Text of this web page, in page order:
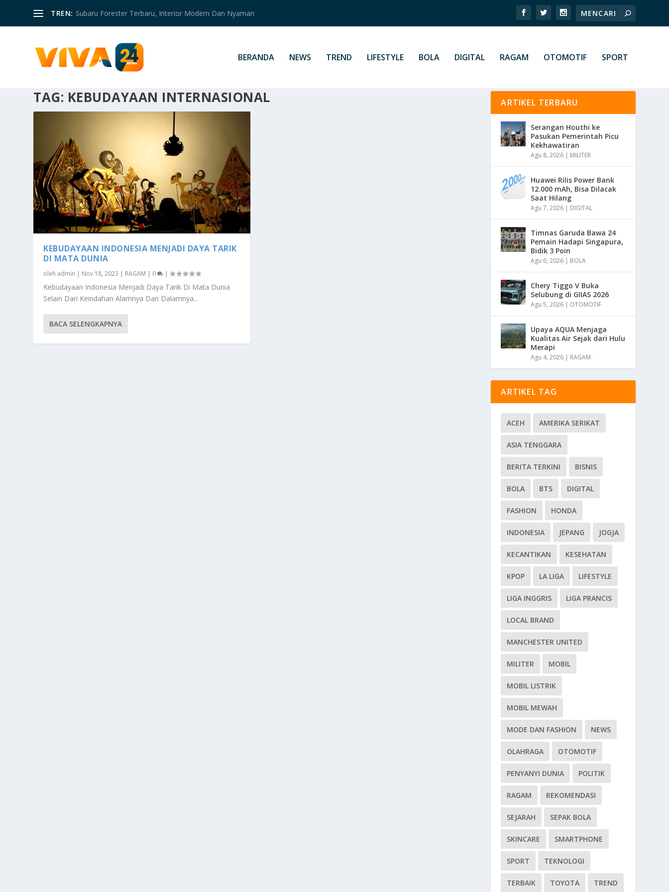
TREN: Subaru Forester Terbaru, Interior Modern Dan Nyaman
BERANDA NEWS TREND LIFESTYLE BOLA DIGITAL RAGAM OTOMOTIF SPORT
TAG: KEBUDAYAAN INTERNASIONAL
KEBUDAYAAN INDONESIA MENJADI DAYA TARIK
DI MATA DUNIA
oleh admin | Nov 18, 2023 | RAGAM | 0 |
Kebudayaan Indonesia Menjadi Daya Tarik Di Mata Dunia
Selain Dari Keindahan Alamnya Dan Dalamnya...
BACA SELENGKAPNYA
ARTIKEL TERBARU
Serangan Houthi ke
Pasukan Pemerintah Picu
Kekhawatiran
Agu 8, 2026 | MILITER
Huawei Rilis Power Bank
12.000 mAh, Bisa Dilacak
Saat Hilang
Agu 7, 2026 | DIGITAL
Timnas Garuda Bawa 24
Pemain Hadapi Singapura,
Bidik 3 Poin
Agu 6, 2026 | BOLA
Chery Tiggo V Buka
Selubung di GIIAS 2026
Agu 5, 2026 | OTOMOTIF
Upaya AQUA Menjaga
Kualitas Air Sejak dari Hulu
Merapi
Agu 4, 2026 | RAGAM
ARTIKEL TAG
ACEH AMERIKA SERIKAT
ASIA TENGGARA
BERITA TERKINI BISNIS
BOLA BTS DIGITAL
FASHION HONDA
INDONESIA JEPANG JOGJA
KECANTIKAN KESEHATAN
KPOP LA LIGA LIFESTYLE
LIGA INGGRIS LIGA PRANCIS
LOCAL BRAND
MANCHESTER UNITED
MILITER MOBIL
MOBIL LISTRIK
MOBIL MEWAH
MODE DAN FASHION NEWS
OLAHRAGA OTOMOTIF
PENYANYI DUNIA POLITIK
RAGAM REKOMENDASI
SEJARAH SEPAK BOLA
SKINCARE SMARTPHONE
SPORT TEKNOLOGI
TERBAIK TOYOTA TREND